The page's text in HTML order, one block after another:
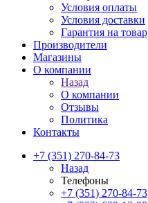
Условия оплаты
Условия доставки
Гарантия на товар
Производители
Магазины
О компании
Назад
О компании
Отзывы
Политика
Контакты
+7 (351) 270-84-73
Назад
Телефоны
+7 (351) 270-84-73